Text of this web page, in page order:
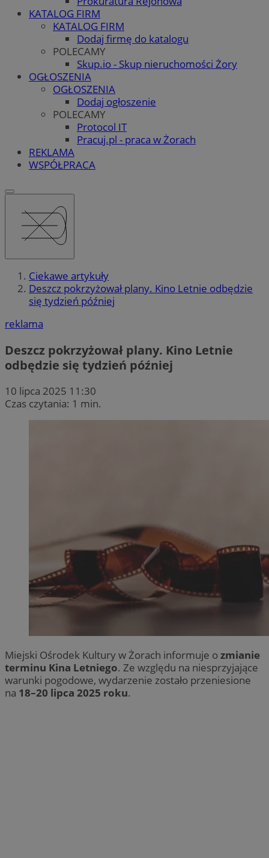
KATALOG FIRM
KATALOG FIRM
Dodaj firmę do katalogu
POLECAMY
Skup.io - Skup nieruchomości Żory
OGŁOSZENIA
OGŁOSZENIA
Dodaj ogłoszenie
POLECAMY
Protocol IT
Pracuj.pl - praca w Żorach
REKLAMA
WSPÓŁPRACA
Ciekawe artykuły
Deszcz pokrzyżował plany. Kino Letnie odbędzie
się tydzień później
reklama
Deszcz pokrzyżował plany. Kino Letnie
odbędzie się tydzień później
10 lipca 2025 11:30
Czas czytania: 1 min.
Miejski Ośrodek Kultury w Żorach informuje ozmianie
terminu Kina Letniego. Ze względu na niesprzyjające
warunki pogodowe, wydarzenie zostało przeniesione
na 18–20 lipca 2025 roku.